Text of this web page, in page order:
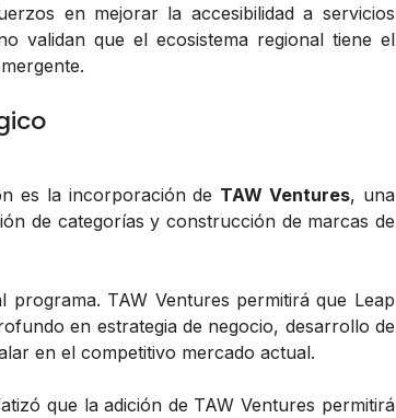
en mejorar la accesibilidad a servicios
validan que el ecosistema regional tiene el
es la incorporación de TAW Ventures, una
de categorías y construcción de marcas de
TAW Ventures permitirá que Leap
en estrategia de negocio, desarrollo de
en el competitivo mercado actual.
que la adición de TAW Ventures permitirá